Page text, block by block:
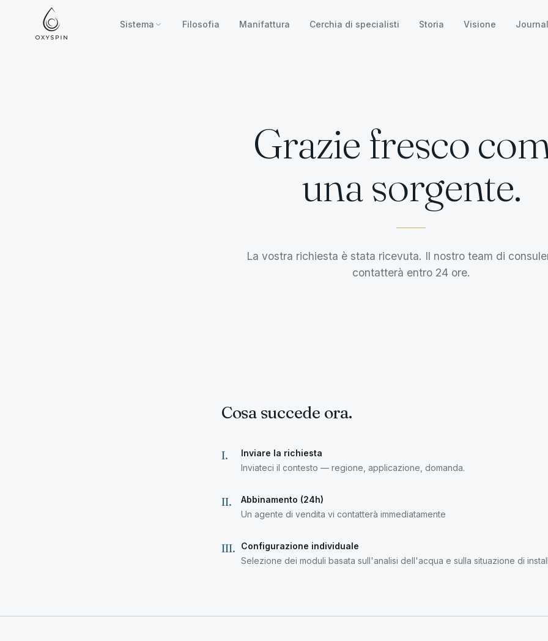
Zum Inhalt springen
Sistema Filosofia Manifattura Cerchia di specialisti Storia Visione Journal
Grazie fresco
una sorgente.
La vostra richiesta è stata ricevuta. Il nostro team di
contatterà entro 24 ore.
Cosa succede ora.
I.
Inviare la richiesta
Inviateci il contesto — regione, applicazione, domanda.
II.
Abbinamento (24h)
Un agente di vendita vi contatterà immediatamente
III.
Configurazione individuale
Selezione dei moduli basata sull'analisi dell'acqua e sulla situazione di